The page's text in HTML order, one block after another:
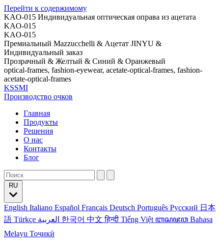
Перейти к содержимому
KAO-015 Индивидуальная оптическая оправа из ацетата
KAO-015
KAO-015
Премиальный Mazzucchelli & Ацетат JINYU &
Индивидуальный заказ
Прозрачный & Желтый & Синий & Оранжевый
optical-frames, fashion-eyewear, acetate-optical-frames, fashion-
acetate-optical-frames
KSSMI
Производство очков
Главная
Продукты
Решения
О нас
Контакты
Блог
English Italiano Español Français Deutsch Português Русский 日本
語 Türkçe 한국어 中文हिन्दी Tiếng Việt ꦧꦱꦗꦮ Bahasa
Melayu Тоҷикӣ